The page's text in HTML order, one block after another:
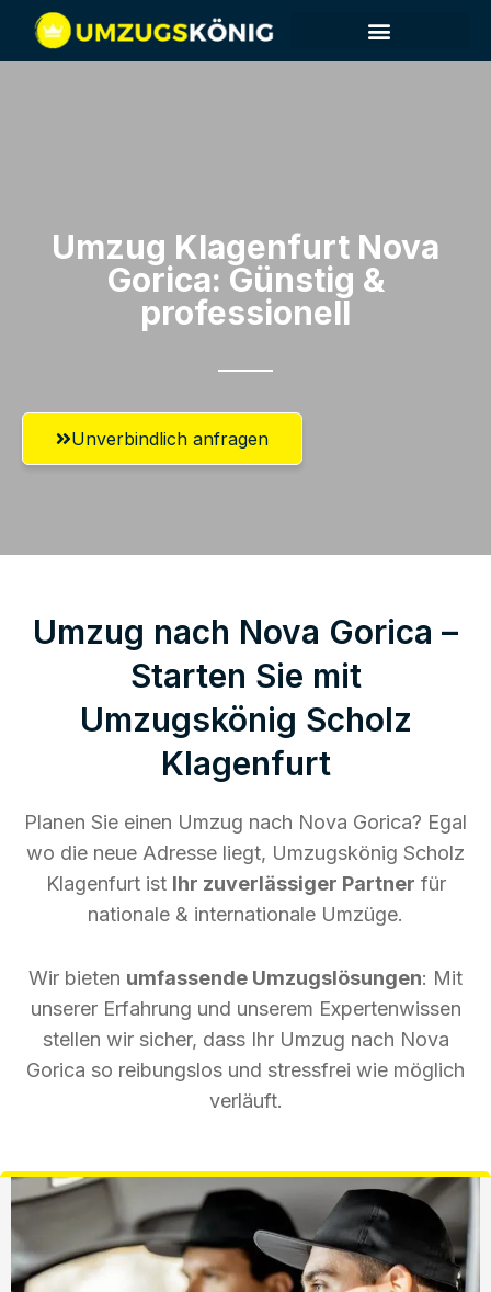
Umzug Klagenfurt​ Nova
Gorica: Günstig &
professionell​
Unverbindlich anfragen
Umzug nach Nova Gorica –
Starten Sie mit
Umzugskönig Scholz
Klagenfurt
Planen Sie einen Umzug nach Nova Gorica? Egal
wo die neue Adresse liegt, Umzugskönig Scholz
Klagenfurt ist Ihr zuverlässiger Partner für
nationale & internationale Umzüge.
Wir bieten umfassende Umzugslösungen: Mit
unserer Erfahrung und unserem Expertenwissen
stellen wir sicher, dass Ihr Umzug nach Nova
Gorica so reibungslos und stressfrei wie möglich
verläuft.